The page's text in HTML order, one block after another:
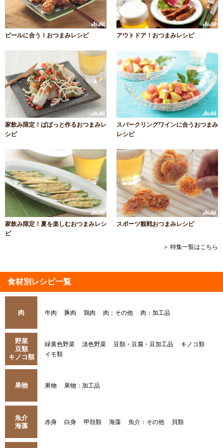
ビールに合う！おつまみレシピ アウトドア！おつまみレシピ
家飲み限定！ぱぱっと作るおつまみレ
シピ
スパークリングワインに合うおつまみ
レシピ
家飲み限定！夏を楽しむおつまみレシ
ピ
スポーツ観戦おつまみレシピ
＞ 特集一覧はこちら
食材別レシピ一覧
肉 牛肉 豚肉 鶏肉 肉：その他 肉：加工品
野菜
豆類
キノコ類
緑黄色野菜 淡色野菜 豆類・豆腐・豆加工品
キノコ類
イモ類
果物 果物 果物：加工品
魚介
海藻
赤身 白身 甲殻類 海藻 魚介：その他 貝類